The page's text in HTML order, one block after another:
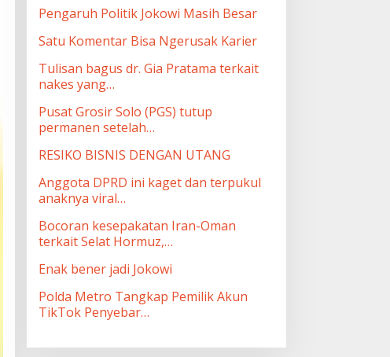
Pengaruh Politik Jokowi Masih Besar
Satu Komentar Bisa Ngerusak Karier
Tulisan bagus dr. Gia Pratama terkait
nakes yang…
Pusat Grosir Solo (PGS) tutup
permanen setelah…
RESIKO BISNIS DENGAN UTANG
Anggota DPRD ini kaget dan terpukul
anaknya viral…
Bocoran kesepakatan Iran-Oman
terkait Selat Hormuz,…
Enak bener jadi Jokowi
Polda Metro Tangkap Pemilik Akun
TikTok Penyebar…